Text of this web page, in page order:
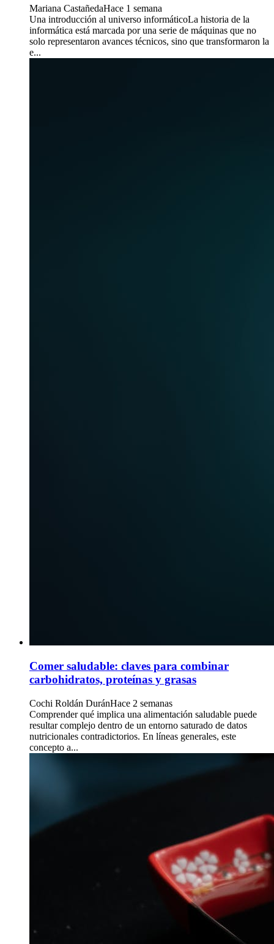
Mariana CastañedaHace 1 semana
Una introducción al universo informáticoLa historia de la
informática está marcada por una serie de máquinas que no
solo representaron avances técnicos, sino que transformaron la
e...
Comer saludable: claves para combinar
carbohidratos, proteínas y grasas
Cochi Roldán DuránHace 2 semanas
Comprender qué implica una alimentación saludable puede
resultar complejo dentro de un entorno saturado de datos
nutricionales contradictorios. En líneas generales, este
concepto a...